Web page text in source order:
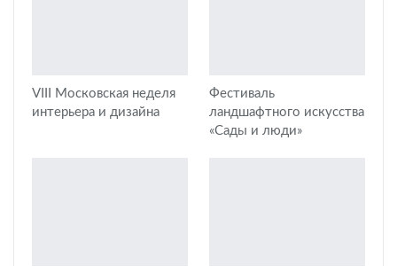
VIII Московская неделя
интерьера и дизайна
Фестиваль
ландшафтного искусства
«Сады и люди»